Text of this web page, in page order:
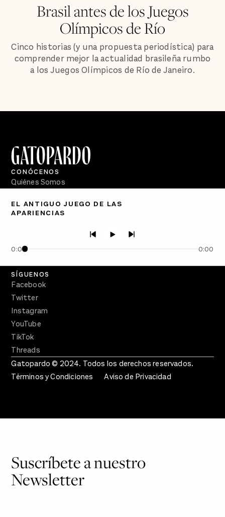
Brasil antes de los Juegos
Olímpicos de Río
Cinco historias (y una propuesta periodística) para
comprender mejor la actualidad brasileña rumbo
a los Juegos Olímpicos de Río de Janeiro.
EL ANTIGUO JUEGO DE LAS
APARIENCIAS
0:00 0:00
CONÓCENOS
Quiénes Somos
PÓDCASTS
Crecer en Distopía
SÍGUENOS
Facebook
Twitter
Instagram
YouTube
TikTok
Threads
Gatopardo © 2024. Todos los derechos reservados.
Términos y Condiciones
Aviso de Privacidad
Suscríbete a nuestro
Newsletter